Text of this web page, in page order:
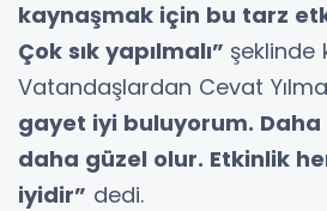
kaynaşmak için bu tarz
Çok sık yapılmalı” şeklinde
Vatandaşlardan Cevat
gayet iyi buluyorum.
daha güzel olur. Etkinlik
iyidir” dedi.